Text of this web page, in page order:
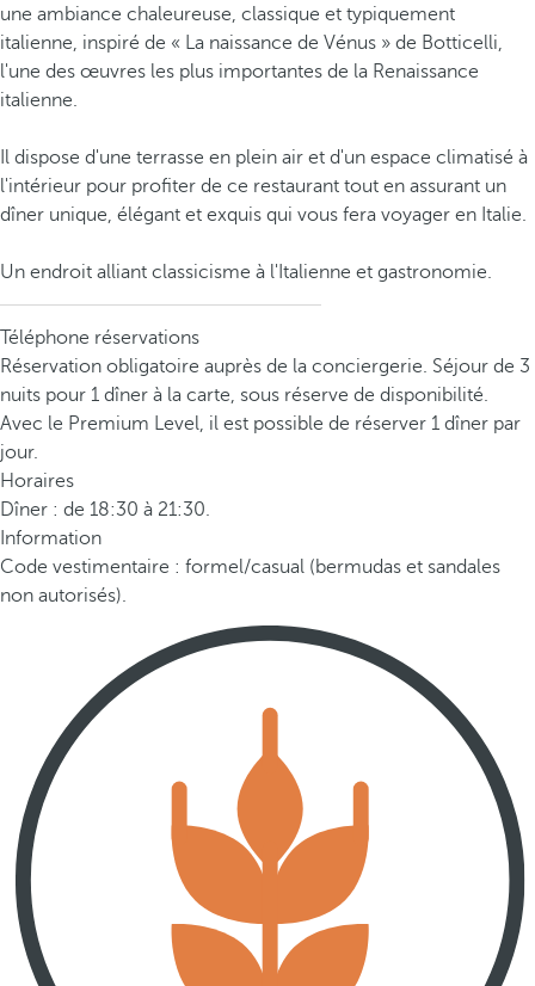
une ambiance chaleureuse, classique et typiquement
italienne, inspiré de « La naissance de Vénus » de Botticelli,
l'une des œuvres les plus importantes de la Renaissance
italienne.
Il dispose d'une terrasse en plein air et d'un espace climatisé à
l'intérieur pour profiter de ce restaurant tout en assurant un
dîner unique, élégant et exquis qui vous fera voyager en Italie.
Un endroit alliant classicisme à l'Italienne et gastronomie.
Téléphone réservations
Réservation obligatoire auprès de la conciergerie. Séjour de 3
nuits pour 1 dîner à la carte, sous réserve de disponibilité.
Avec le Premium Level, il est possible de réserver 1 dîner par
jour.
Horaires
Dîner : de 18:30 à 21:30.
Information
Code vestimentaire : formel/casual (bermudas et sandales
non autorisés).